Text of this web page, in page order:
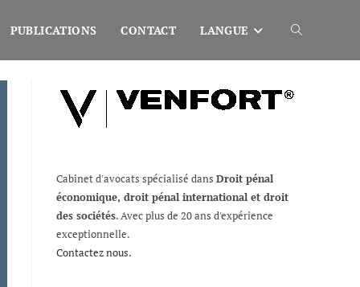
PUBLICATIONS CONTACT LANGUE Toggle
website
Cabinet d'avocats spécialisé dans Droit pénal
économique, droit pénal international et droit
des sociétés. Avec plus de 20 ans d'expérience
exceptionnelle.
Contactez nous.